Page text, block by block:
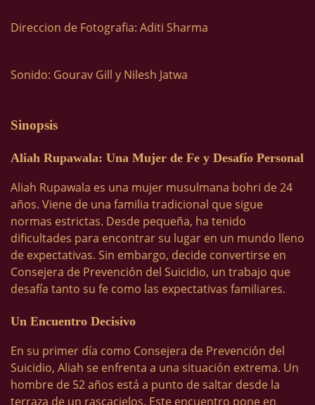
Direccion de Fotografia: Aditi Sharma
Sonido: Gourav Gill y Nilesh Jatwa
Sinopsis
Aliah Rupawala: Una Mujer de Fe y Desafío Personal
Aliah Rupawala es una mujer musulmana bohri de 24
años. Viene de una familia tradicional que sigue
normas estrictas. Desde pequeña, ha tenido
dificultades para encontrar su lugar en un mundo lleno
de expectativas. Sin embargo, decide convertirse en
Consejera de Prevención del Suicidio, un trabajo que
desafía tanto su fe como las expectativas familiares.
Un Encuentro Decisivo
En su primer día como Consejera de Prevención del
Suicidio, Aliah se enfrenta a una situación extrema. Un
hombre de 52 años está a punto de saltar desde la
terraza de un rascacielos. Este encuentro pone en